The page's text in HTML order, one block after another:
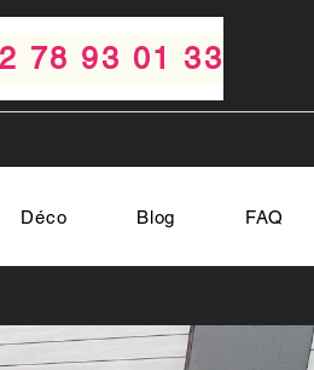
78 93 01 33
Déco Blog FAQ